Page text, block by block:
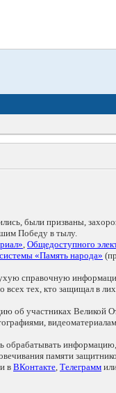
были призваны,
Победу в тылу.
, Общедоступного
«Память народа»
справочную
всех тех, кто защищал в
об участниках Великой
обрабатывать
памяти
в ВКонтакте, Телеграмм